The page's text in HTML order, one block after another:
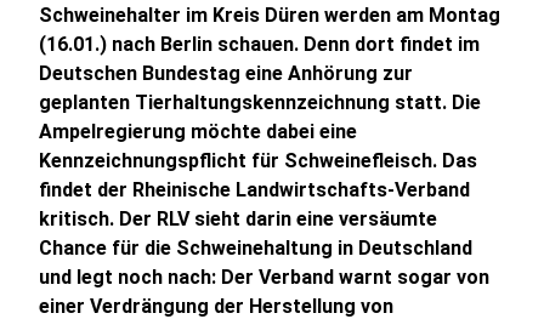
Schweinehalter im Kreis Düren werden am Montag
(16.01.) nach Berlin schauen. Denn dort findet im
Deutschen Bundestag eine Anhörung zur
geplanten Tierhaltungskennzeichnung statt. Die
Ampelregierung möchte dabei eine
Kennzeichnungspflicht für Schweinefleisch. Das
findet der Rheinische Landwirtschafts-Verband
kritisch. Der RLV sieht darin eine versäumte
Chance für die Schweinehaltung in Deutschland
und legt noch nach: Der Verband warnt sogar von
einer Verdrängung der Herstellung von